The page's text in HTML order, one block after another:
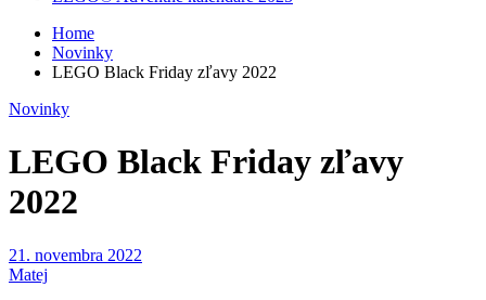
Home
Novinky
LEGO Black Friday zľavy 2022
Novinky
LEGO Black Friday zľavy
2022
21. novembra 2022
Matej